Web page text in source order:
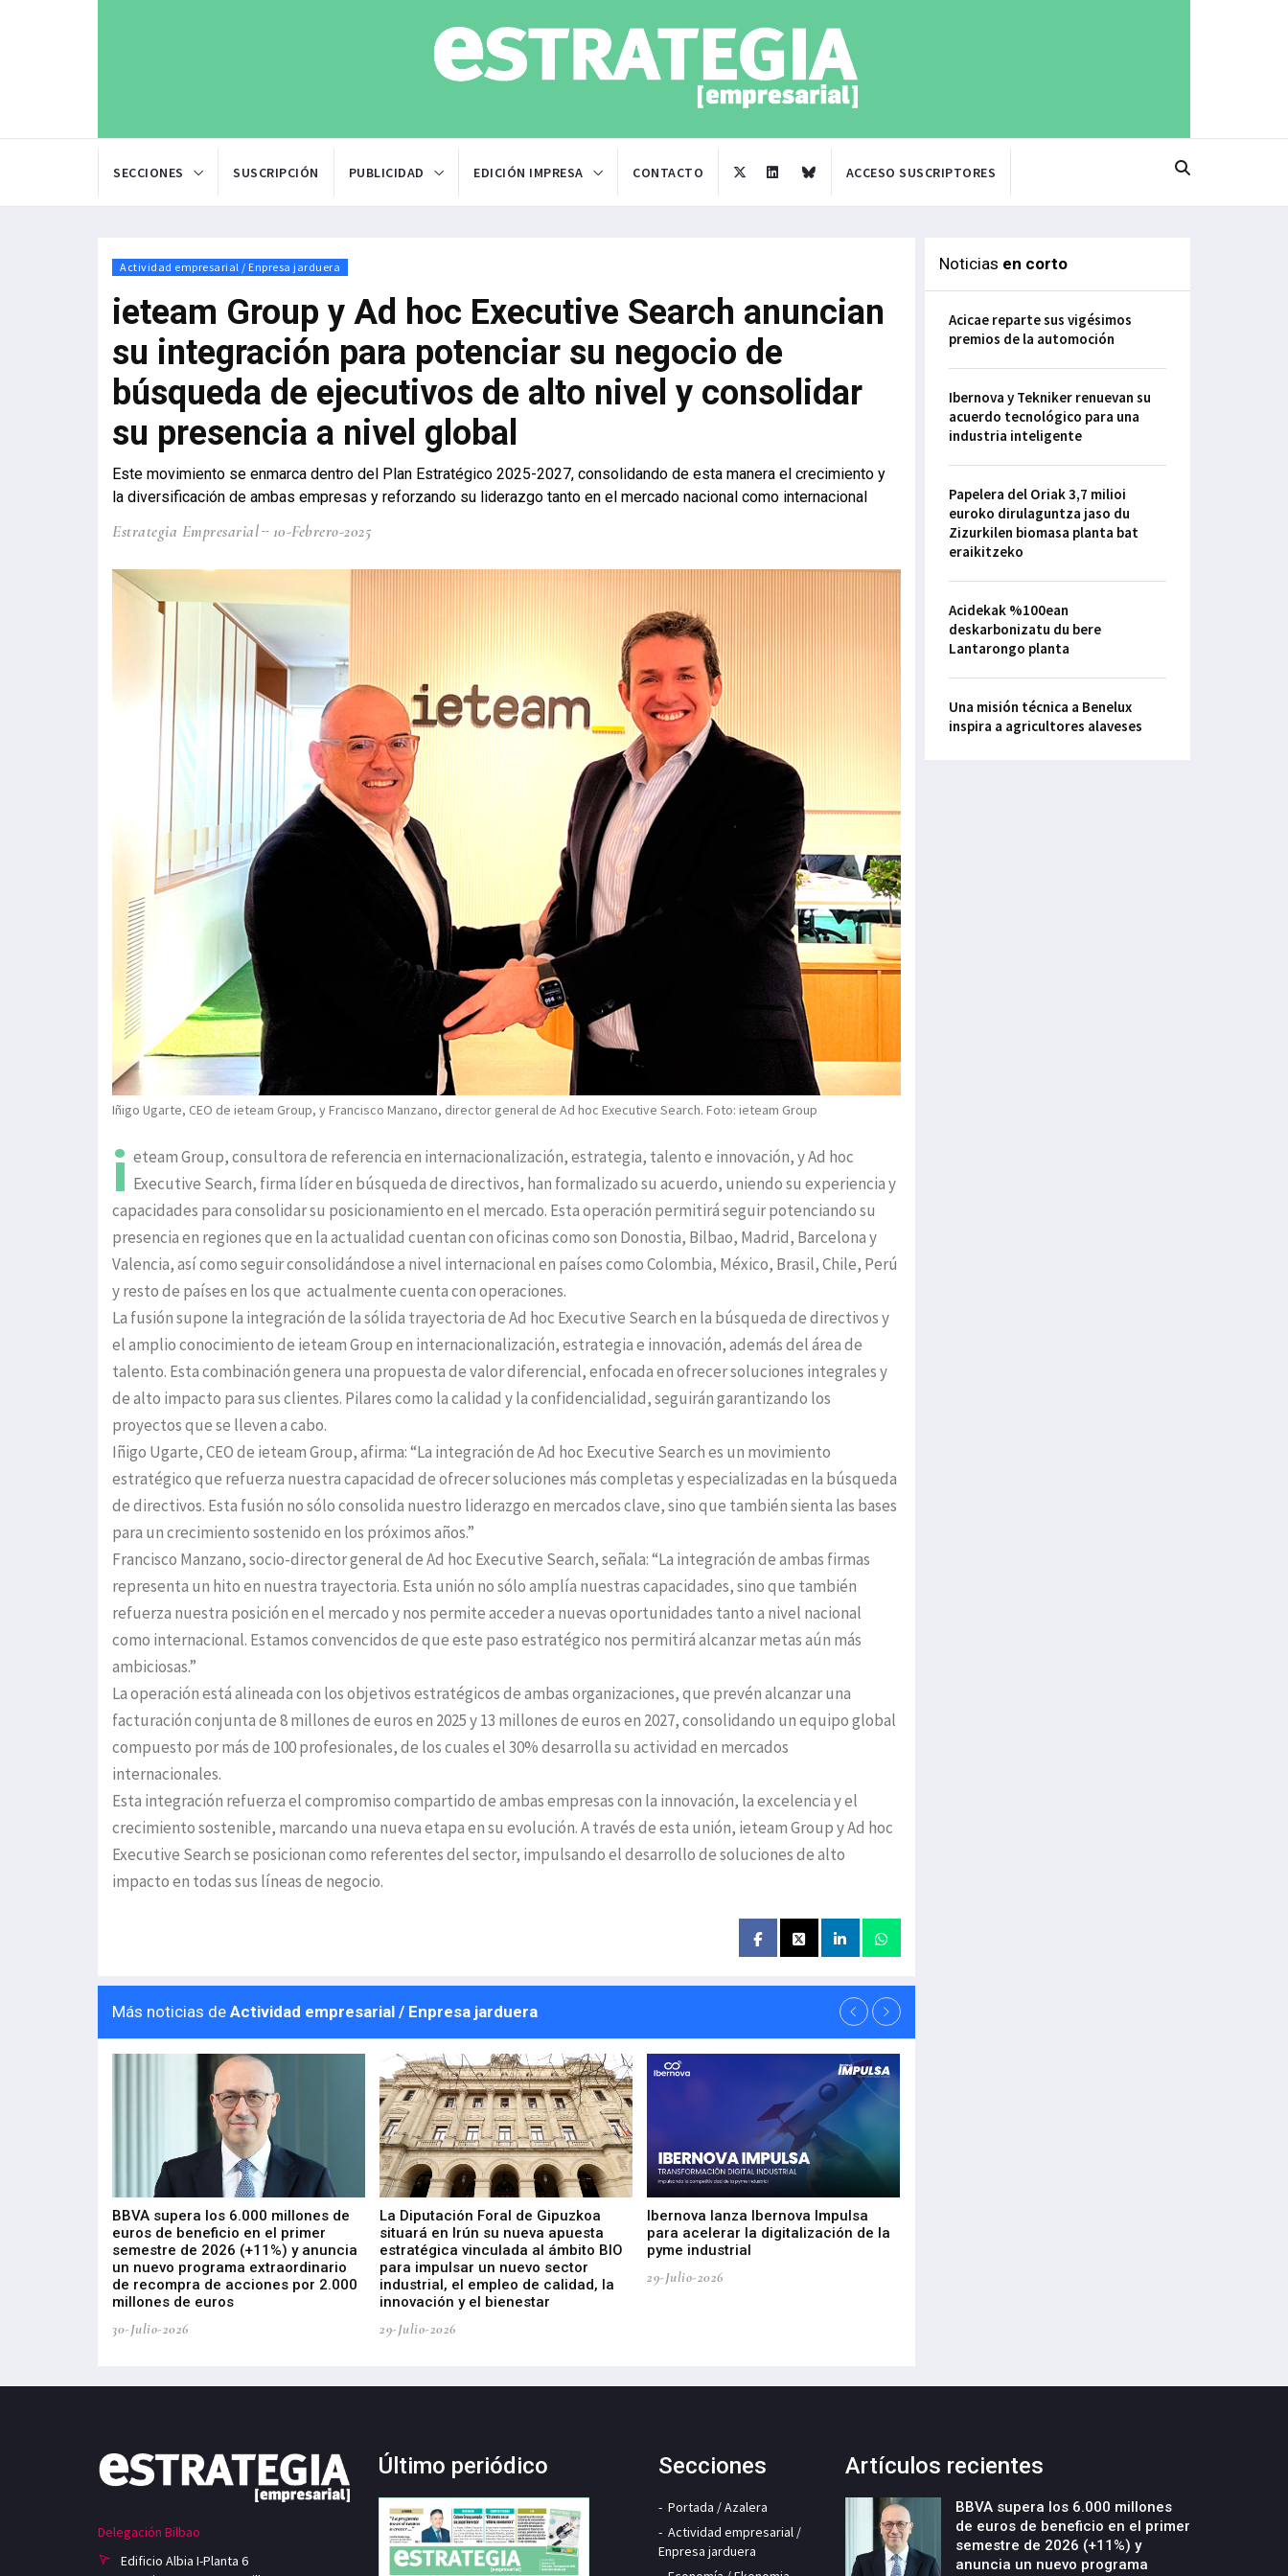
SECCIONES SUSCRIPCIÓN PUBLICIDAD EDICIÓN IMPRESA CONTACTO ACCESO SUSCRIPTORES
Actividad empresarial / Enpresa jarduera
ieteam Group y Ad hoc Executive Search anuncian
su integración para potenciar su negocio de
búsqueda de ejecutivos de alto nivel y consolidar
su presencia a nivel global
Este movimiento se enmarca dentro del Plan Estratégico 2025-2027, consolidando de esta manera el crecimiento y
la diversificación de ambas empresas y reforzando su liderazgo tanto en el mercado nacional como internacional
Estrategia Empresarial 10-Febrero-2025
Iñigo Ugarte, CEO de ieteam Group, y Francisco Manzano, director general de Ad hoc Executive Search. Foto: ieteam Group
i eteam Group, consultora de referencia en internacionalización, estrategia, talento e innovación, y Ad hoc
Executive Search, firma líder en búsqueda de directivos, han formalizado su acuerdo, uniendo su experiencia y
capacidades para consolidar su posicionamiento en el mercado. Esta operación permitirá seguir potenciando su
presencia en regiones que en la actualidad cuentan con oficinas como son Donostia, Bilbao, Madrid, Barcelona y
Valencia, así como seguir consolidándose a nivel internacional en países como Colombia, México, Brasil, Chile, Perú
y resto de países en los que actualmente cuenta con operaciones.
La fusión supone la integración de la sólida trayectoria de Ad hoc Executive Search en la búsqueda de directivos y
el amplio conocimiento de ieteam Group en internacionalización, estrategia e innovación, además del área de
talento. Esta combinación genera una propuesta de valor diferencial, enfocada en ofrecer soluciones integrales y
de alto impacto para sus clientes. Pilares como la calidad y la confidencialidad, seguirán garantizando los
proyectos que se lleven a cabo.
Iñigo Ugarte, CEO de ieteam Group, afirma: “La integración de Ad hoc Executive Search es un movimiento
estratégico que refuerza nuestra capacidad de ofrecer soluciones más completas y especializadas en la búsqueda
de directivos. Esta fusión no sólo consolida nuestro liderazgo en mercados clave, sino que también sienta las bases
para un crecimiento sostenido en los próximos años.”
Francisco Manzano, socio-director general de Ad hoc Executive Search, señala: “La integración de ambas firmas
representa un hito en nuestra trayectoria. Esta unión no sólo amplía nuestras capacidades, sino que también
refuerza nuestra posición en el mercado y nos permite acceder a nuevas oportunidades tanto a nivel nacional
como internacional. Estamos convencidos de que este paso estratégico nos permitirá alcanzar metas aún más
ambiciosas.”
La operación está alineada con los objetivos estratégicos de ambas organizaciones, que prevén alcanzar una
facturación conjunta de 8 millones de euros en 2025 y 13 millones de euros en 2027, consolidando un equipo global
compuesto por más de 100 profesionales, de los cuales el 30% desarrolla su actividad en mercados
internacionales.
Esta integración refuerza el compromiso compartido de ambas empresas con la innovación, la excelencia y el
crecimiento sostenible, marcando una nueva etapa en su evolución. A través de esta unión, ieteam Group y Ad hoc
Executive Search se posicionan como referentes del sector, impulsando el desarrollo de soluciones de alto
impacto en todas sus líneas de negocio.
Más noticias de Actividad empresarial / Enpresa jarduera
BBVA supera los 6.000 millones de
euros de beneficio en el primer
semestre de 2026 (+11%) y anuncia
un nuevo programa extraordinario
de recompra de acciones por 2.000
millones de euros
30-Julio-2026
La Diputación Foral de Gipuzkoa
situará en Irún su nueva apuesta
estratégica vinculada al ámbito BIO
para impulsar un nuevo sector
industrial, el empleo de calidad, la
innovación y el bienestar
29-Julio-2026
Ibernova lanza Ibernova Impulsa
para acelerar la digitalización de la
pyme industrial
29-Julio-2026
Noticias en corto
Acicae reparte sus vigésimos
premios de la automoción
Ibernova y Tekniker renuevan su
acuerdo tecnológico para una
industria inteligente
Papelera del Oriak 3,7 milioi
euroko dirulaguntza jaso du
Zizurkilen biomasa planta bat
eraikitzeko
Acidekak %100ean
deskarbonizatu du bere
Lantarongo planta
Una misión técnica a Benelux
inspira a agricultores alaveses
Delegación Bilbao
Edificio Albia I-Planta 6
Último periódico Secciones
Portada / Azalera
Actividad empresarial /
Enpresa jarduera
Artículos recientes
BBVA supera los 6.000 millones
de euros de beneficio en el primer
semestre de 2026 (+11%) y
anuncia un nuevo programa